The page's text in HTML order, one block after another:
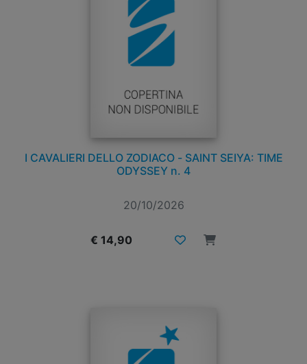
I CAVALIERI DELLO ZODIACO - SAINT SEIYA: TIME
ODYSSEY n. 4
20/10/2026
€ 14,90